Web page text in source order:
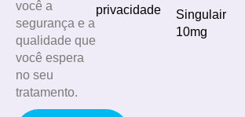
você a
segurança e a
qualidade que
você espera
no seu
tratamento.
privacidade
Singulair
10mg